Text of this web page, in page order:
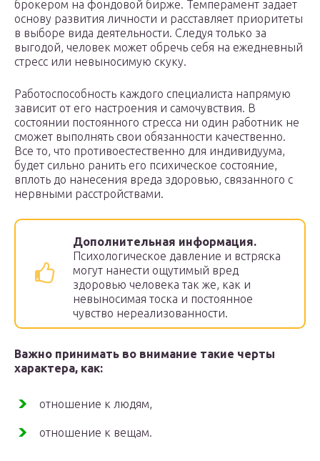
брокером на фондовой бирже. Темперамент задает
основу развития личности и расставляет приоритеты
в выборе вида деятельности. Следуя только за
выгодой, человек может обречь себя на ежедневный
стресс или невыносимую скуку.
Работоспособность каждого специалиста напрямую
зависит от его настроения и самочувствия. В
состоянии постоянного стресса ни один работник не
сможет выполнять свои обязанности качественно.
Все то, что противоестественно для индивидуума,
будет сильно ранить его психическое состояние,
вплоть до нанесения вреда здоровью, связанного с
нервными расстройствами.
Дополнительная информация.
Психологическое давление и встряска
могут нанести ощутимый вред
здоровью человека так же, как и
невыносимая тоска и постоянное
чувство нереализованности.
Важно принимать во внимание такие черты
характера, как:
отношение к людям,
отношение к вещам.